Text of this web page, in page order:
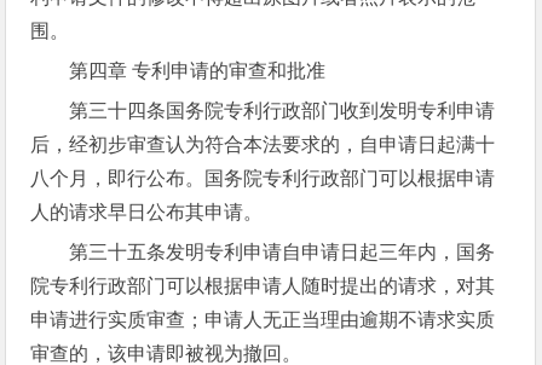
围。
第四章 专利申请的审查和批准
第三十四条国务院专利行政部门收到发明专利申请
后，经初步审查认为符合本法要求的，自申请日起满十
八个月，即行公布。国务院专利行政部门可以根据申请
人的请求早日公布其申请。
第三十五条发明专利申请自申请日起三年内，国务
院专利行政部门可以根据申请人随时提出的请求，对其
申请进行实质审查；申请人无正当理由逾期不请求实质
审查的，该申请即被视为撤回。